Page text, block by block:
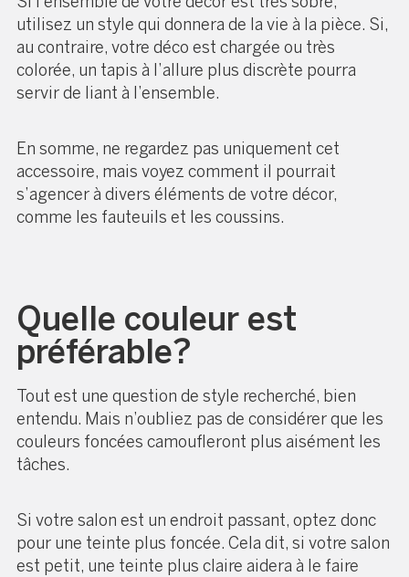
utilisez un style qui donnera de la vie à la pièce. Si,
au contraire, votre déco est chargée ou très
colorée, un tapis à l’allure plus discrète pourra
servir de liant à l’ensemble.
En somme, ne regardez pas uniquement cet
accessoire, mais voyez comment il pourrait
s’agencer à divers éléments de votre décor,
comme les fauteuils et les coussins.
Quelle couleur est
préférable?
Tout est une question de style recherché, bien
entendu. Mais n’oubliez pas de considérer que les
couleurs foncées camoufleront plus aisément les
tâches.
Si votre salon est un endroit passant, optez donc
pour une teinte plus foncée. Cela dit, si votre salon
est petit, une teinte plus claire aidera à le faire